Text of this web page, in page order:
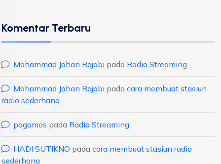
Komentar Terbaru
Mohammad Johan Rajabi pada Radio Streaming
Mohammad Johan Rajabi pada cara membuat stasiun
radio sederhana
pagomos pada Radio Streaming
HADI SUTIKNO pada cara membuat stasiun radio
sederhana